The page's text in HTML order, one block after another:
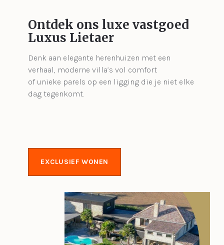
Ontdek ons luxe vastgoed
Luxus Lietaer
Denk aan elegante herenhuizen met een
verhaal, moderne villa’s vol comfort
of unieke parels op een ligging die je niet elke
dag tegenkomt.
EXCLUSIEF WONEN